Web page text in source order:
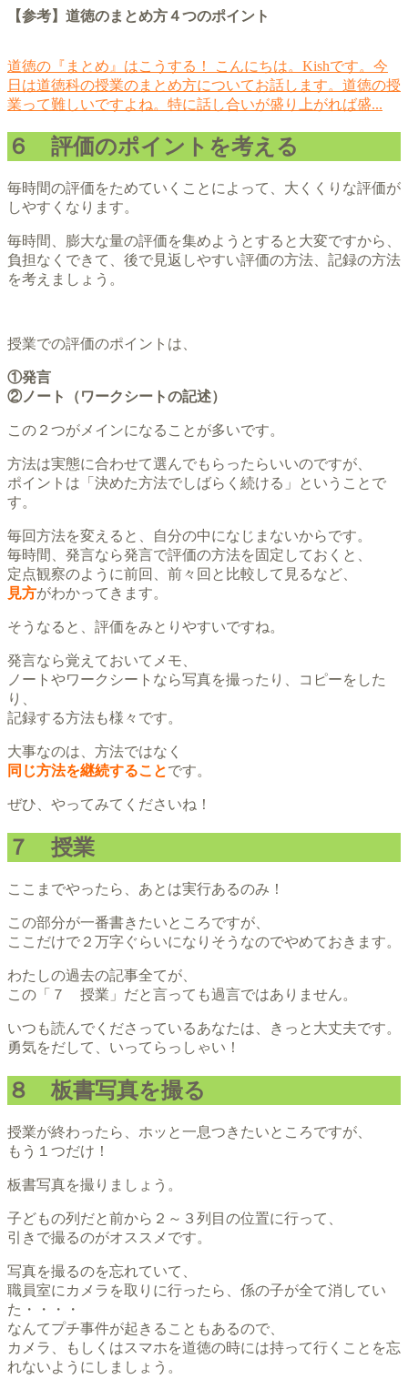
【参考】道徳のまとめ方４つのポイント
道徳の『まとめ』はこうする！
こんにちは。Kishです。今
日は道徳科の授業のまとめ方についてお話します。道徳の授
業って難しいですよね。特に話し合いが盛り上がれば盛...
６ 評価のポイントを考える
毎時間の評価をためていくことによって、大くくりな評価が
しやすくなります。
毎時間、膨大な量の評価を集めようとすると大変ですから、
負担なくできて、後で見返しやすい評価の方法、記録の方法
を考えましょう。
授業での評価のポイントは、
①発言
②ノート（ワークシートの記述）
この２つがメインになることが多いです。
方法は実態に合わせて選んでもらったらいいのですが、
ポイントは「決めた方法でしばらく続ける」ということで
す。
毎回方法を変えると、自分の中になじまないからです。
毎時間、発言なら発言で評価の方法を固定しておくと、
定点観察のように前回、前々回と比較して見るなど、
見方がわかってきます。
そうなると、評価をみとりやすいですね。
発言なら覚えておいてメモ、
ノートやワークシートなら写真を撮ったり、コピーをした
り、
記録する方法も様々です。
大事なのは、方法ではなく
同じ方法を継続することです。
ぜひ、やってみてくださいね！
７ 授業
ここまでやったら、あとは実行あるのみ！
この部分が一番書きたいところですが、
ここだけで２万字ぐらいになりそうなのでやめておきます。
わたしの過去の記事全てが、
この「７ 授業」だと言っても過言ではありません。
いつも読んでくださっているあなたは、きっと大丈夫です。
勇気をだして、いってらっしゃい！
８ 板書写真を撮る
授業が終わったら、ホッと一息つきたいところですが、
もう１つだけ！
板書写真を撮りましょう。
子どもの列だと前から２～３列目の位置に行って、
引きで撮るのがオススメです。
写真を撮るのを忘れていて、
職員室にカメラを取りに行ったら、係の子が全て消してい
た・・・・
なんてプチ事件が起きることもあるので、
カメラ、もしくはスマホを道徳の時には持って行くことを忘
れないようにしましょう。